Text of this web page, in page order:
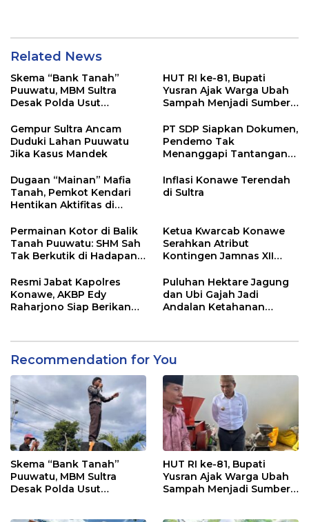
Related News
Skema “Bank Tanah”
Puuwatu, MBM Sultra
Desak Polda Usut
Kadin
HUT RI ke-81, Bupati
Yusran Ajak Warga Ubah
Sampah Menjadi Sumber
Gempur Sultra Ancam
Duduki Lahan Puuwatu
Jika Kasus Mandek
PT SDP Siapkan Dokumen,
Pendemo Tak
Menanggapi Tantangan
Dugaan “Mainan” Mafia
Tanah, Pemkot Kendari
Hentikan Aktifitas di
Inflasi Konawe Terendah
di Sultra
Permainan Kotor di Balik
Tanah Puuwatu: SHM Sah
Tak Berkutik di Hadapan
Ketua Kwarcab Konawe
Serahkan Atribut
Kontingen Jamnas XII
Resmi Jabat Kapolres
Konawe, AKBP Edy
Raharjono Siap Berikan
Puluhan Hektare Jagung
dan Ubi Gajah Jadi
Andalan Ketahanan
Recommendation for You
Skema “Bank Tanah”
Puuwatu, MBM Sultra
Desak Polda Usut
HUT RI ke-81, Bupati
Yusran Ajak Warga Ubah
Sampah Menjadi Sumber